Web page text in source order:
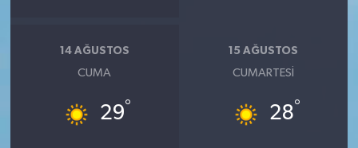
14 AĞUSTOS
CUMA
29°
15 AĞUSTOS
CUMARTESI
28°